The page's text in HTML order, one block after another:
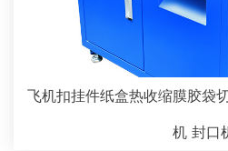
飞机扣挂件纸盒热收缩膜胶袋
机 封口